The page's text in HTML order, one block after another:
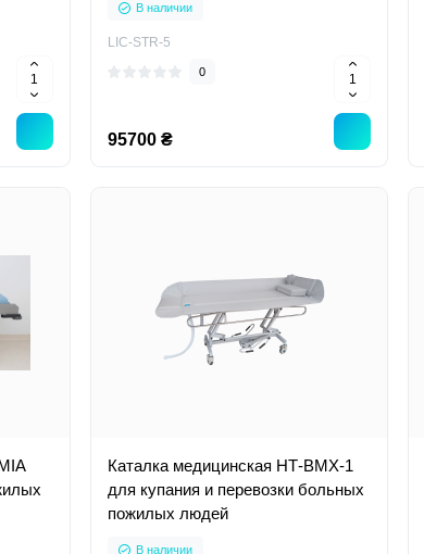
В наличии
LIC-STR-5
0
95700 ₴
Каталка медицинская НТ-ВМХ-1
для купания и перевозки больных
пожилых людей
В наличии